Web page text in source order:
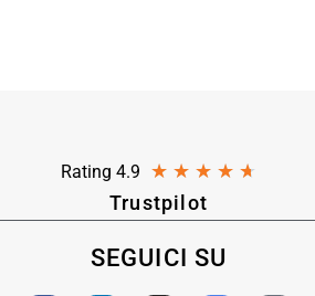
Rating 4.9 ★ ★ ★ ★ ★
Trustpilot
SEGUICI SU